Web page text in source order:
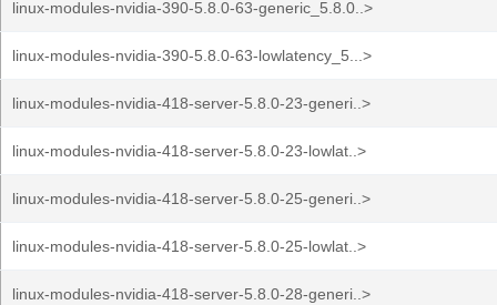
linux-modules-nvidia-390-5.8.0-63-generic_5.8.0..>
linux-modules-nvidia-390-5.8.0-63-lowlatency_5...>
linux-modules-nvidia-418-server-5.8.0-23-generi..>
linux-modules-nvidia-418-server-5.8.0-23-lowlat..>
linux-modules-nvidia-418-server-5.8.0-25-generi..>
linux-modules-nvidia-418-server-5.8.0-25-lowlat..>
linux-modules-nvidia-418-server-5.8.0-28-generi..>